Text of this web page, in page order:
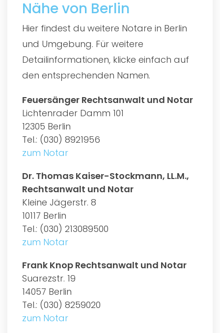
Nähe von Berlin
Hier findest du weitere Notare in Berlin
und Umgebung. Für weitere
Detailinformationen, klicke einfach auf
den entsprechenden Namen.
Feuersänger Rechtsanwalt und Notar
Lichtenrader Damm 101
12305 Berlin
Tel.: (030) 8921956
zum Notar
Dr. Thomas Kaiser-Stockmann, LL.M.,
Rechtsanwalt und Notar
Kleine Jägerstr. 8
10117 Berlin
Tel.: (030) 213089500
zum Notar
Frank Knop Rechtsanwalt und Notar
Suarezstr. 19
14057 Berlin
Tel.: (030) 8259020
zum Notar